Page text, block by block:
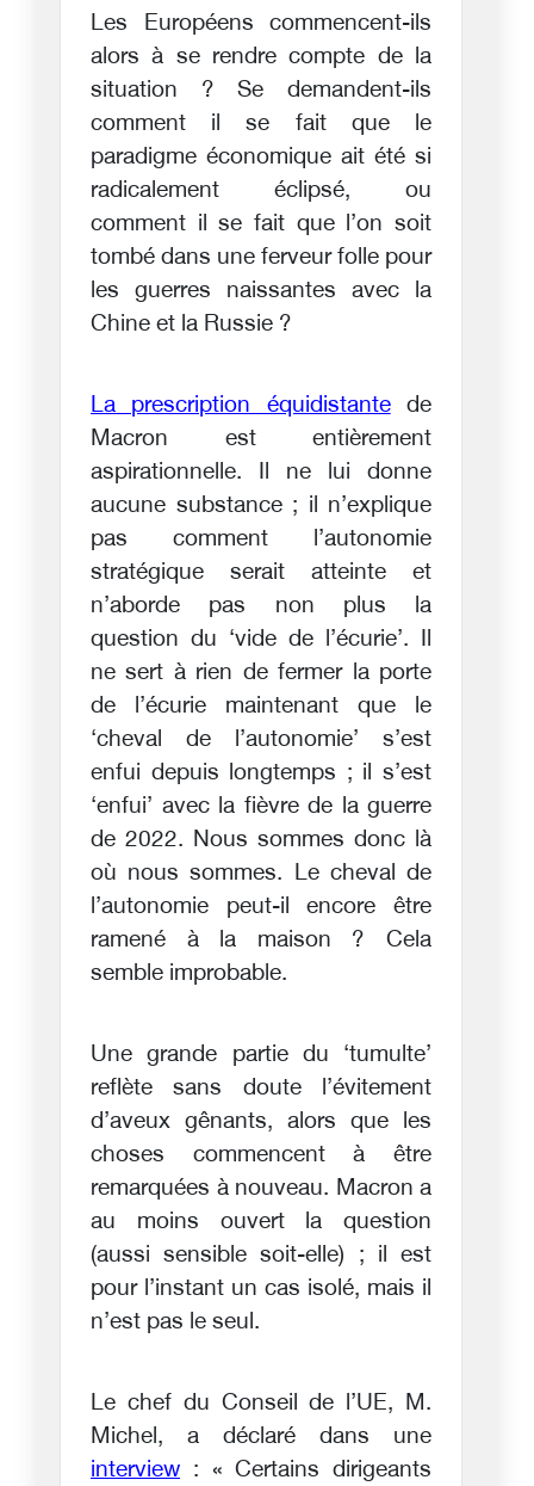
Les Européens commencent-ils
alors à se rendre compte de la
situation ? Se demandent-ils
comment il se fait que le
paradigme économique ait été si
radicalement éclipsé, ou
comment il se fait que l’on soit
tombé dans une ferveur folle pour
les guerres naissantes avec la
Chine et la Russie ?
La prescription équidistantede
Macron est entièrement
aspirationnelle. Il ne lui donne
aucune substance ; il n’explique
pas comment l’autonomie
stratégique serait atteinte et
n’aborde pas non plus la
question du ‘vide de l’écurie’. Il
ne sert à rien de fermer la porte
de l’écurie maintenant que le
‘cheval de l’autonomie’ s’est
enfui depuis longtemps ; il s’est
‘enfui’ avec la fièvre de la guerre
de 2022. Nous sommes donc là
où nous sommes. Le cheval de
l’autonomie peut-il encore être
ramené à la maison ? Cela
semble improbable.
Une grande partie du ‘tumulte’
reflète sans doute l’évitement
d’aveux gênants, alors que les
choses commencent à être
remarquées à nouveau. Macron a
au moins ouvert la question
(aussi sensible soit-elle) ; il est
pour l’instant un cas isolé, mais il
n’est pas le seul.
Le chef du Conseil de l’UE, M.
Michel, a déclaré dans une
interview : « Certains dirigeants